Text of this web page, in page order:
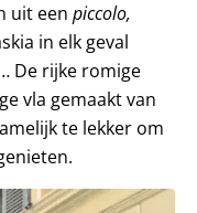
uit een piccolo,
in elk geval
De rijke romige
vla gemaakt van
te lekker om